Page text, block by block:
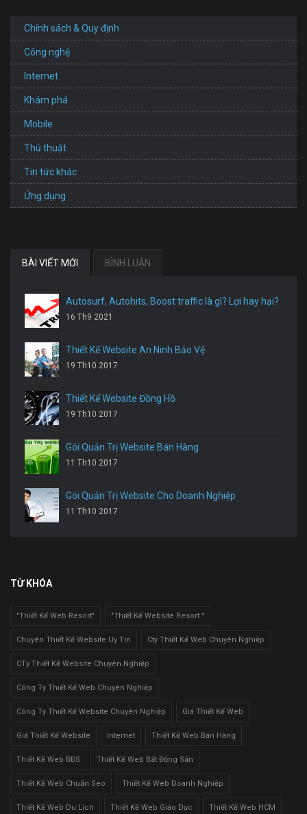
Chính sách & Quy định
Công nghệ
Internet
Khám phá
Mobile
Thủ thuật
Tin tức khác
Ứng dụng
BÀI VIẾT MỚI BÌNH LUẬN
Autosurf, Autohits, Boost traffic là gì? Lợi hay hại?
16 Th9 2021
Thiết Kế Website An Ninh Bảo Vệ
19 Th10 2017
Thiết Kế Website Đồng Hồ
19 Th10 2017
Gói Quản Trị Website Bán Hàng
11 Th10 2017
Gói Quản Trị Website Cho Doanh Nghiệp
11 Th10 2017
TỪ KHÓA
"Thiết Kế Web Resort" "Thiết Kế Website Resort "
Chuyên Thiết Kế Website Uy Tín Cty Thiết Kế Web Chuyên Nghiệp
CTy Thiết Kế Website Chuyên Nghiệp
Công Ty Thiết Kế Web Chuyên Nghiệp
Công Ty Thiết Kế Website Chuyên Nghiệp Giá Thiết Kế Web
Giá Thiết Kế Website Internet Thiết Kế Web Bán Hàng
Thiết Kế Web BĐS Thiết Kế Web Bất Động Sản
Thiết Kế Web Chuẩn Seo Thiết Kế Web Doanh Nghiệp
Thiết Kế Web Du Lịch Thiết Kế Web Giáo Dục Thiết Kế Web HCM